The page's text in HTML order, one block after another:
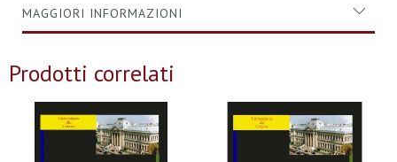
MAGGIORI INFORMAZIONI
Prodotti correlati